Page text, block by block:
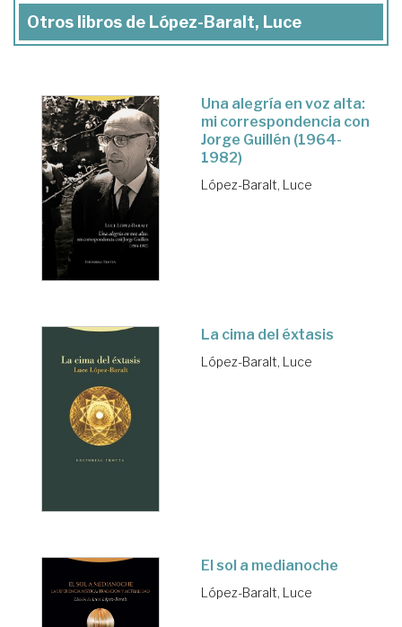
Otros libros de López-Baralt, Luce
Una alegría en voz alta:
mi correspondencia con
Jorge Guillén (1964-
1982)
López-Baralt, Luce
La cima del éxtasis
López-Baralt, Luce
El sol a medianoche
López-Baralt, Luce